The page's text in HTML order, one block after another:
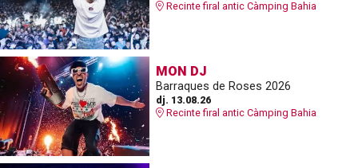
Recinte firal antic Càmping Bahia
MON DJ
Barraques de Roses 2026
dj. 13.08.26
Recinte firal antic Càmping Bahia